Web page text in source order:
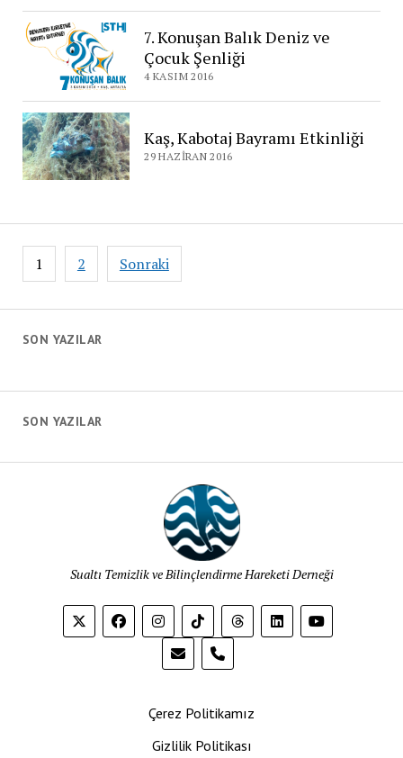
SON YAZILAR
7. Konuşan Balık Deniz ve
Çocuk Şenliği
4 KASIM 2016
Kaş, Kabotaj Bayramı Etkinliği
29 HAZIRAN 2016
Yazı
sayfalaması
1 2 Sonraki
SON YAZILAR
Sualtı Temizlik ve Bilinçlendirme Hareketi Derneği
Çerez Politikamız
Gizlilik Politikası